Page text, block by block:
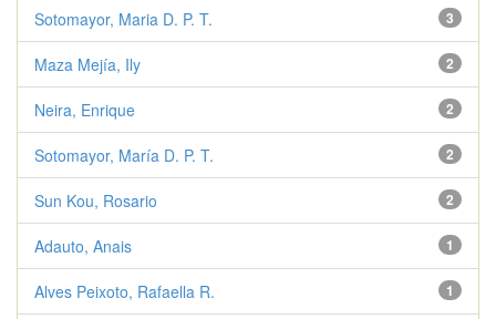
3
Sotomayor, Maria D. P. T.
2
Maza Mejía, Ily
2
Neira, Enrique
2
Sotomayor, María D. P. T.
2
Sun Kou, Rosario
1
Adauto, Anais
1
Alves Peixoto, Rafaella R.